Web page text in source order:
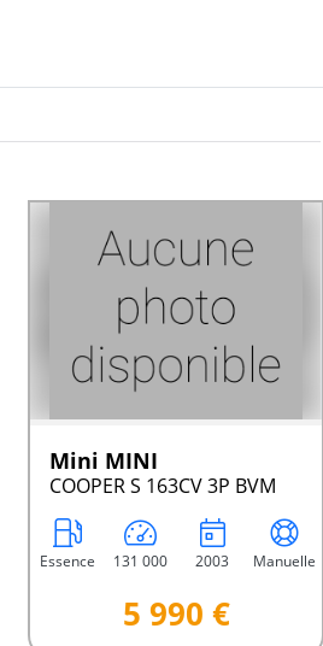
Mini MINI
COOPER S 163CV 3P BVM
Essence 131 000 2003 Manuelle
5 990 €